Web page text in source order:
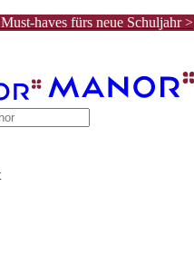
haves fürs neue Schuljahr >